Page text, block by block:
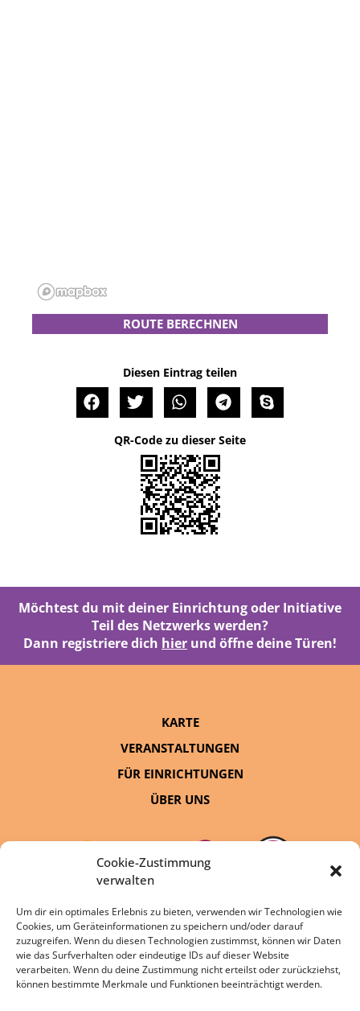
Cookie-Zustimmung
verwalten
Um dir ein optimales Erlebnis zu bieten, verwenden wir Technologien wie
Cookies, um Geräteinformationen zu speichern und/oder darauf
zuzugreifen. Wenn du diesen Technologien zustimmst, können wir Daten
wie das Surfverhalten oder eindeutige IDs auf dieser Website
verarbeiten. Wenn du deine Zustimmung nicht erteilst oder zurückziehst,
können bestimmte Merkmale und Funktionen beeinträchtigt werden.
ROUTE BERECHNEN
Diesen Eintrag teilen
QR-Code zu dieser Seite
Möchtest du mit deiner Einrichtung oder Initiative
Teil des Netzwerks werden?
Dann registriere dich hier und öffne deine Türen!
eine Initiative von:
KARTE
VERANSTALTUNGEN
FÜR EINRICHTUNGEN
ÜBER UNS